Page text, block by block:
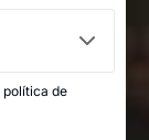
política de